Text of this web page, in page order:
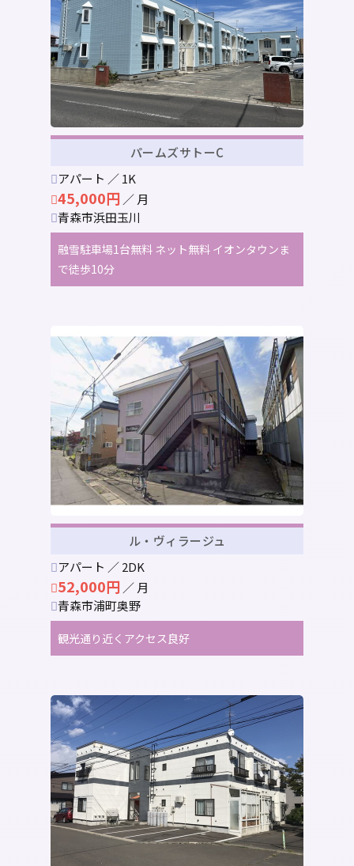
パームズサトーC
アパート ／ 1K
45,000円 ／ 月
青森市浜田玉川
融雪駐車場1台無料 ネット無料 イオンタウンま
で徒歩10分
ル・ヴィラージュ
アパート ／ 2DK
52,000円／ 月
青森市浦町奥野
観光通り近くアクセス良好